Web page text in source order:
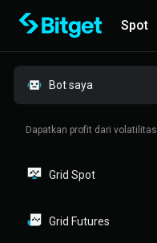
Spot
Bot saya
Dapatkan profit dari volatilitas
Grid Spot
Grid Futures